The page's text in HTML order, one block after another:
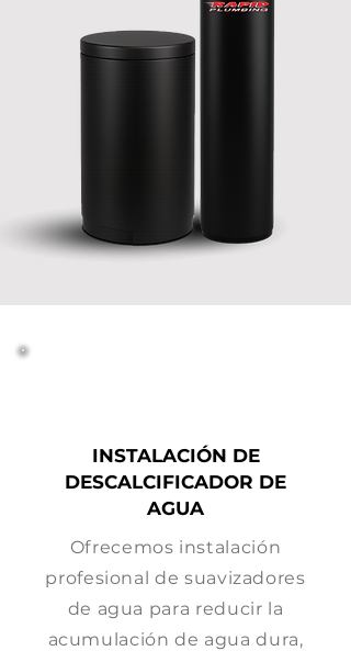
INSTALACIÓN DE
DESCALCIFICADOR DE
AGUA
Ofrecemos instalación
profesional de suavizadores
de agua para reducir la
acumulación de agua dura,